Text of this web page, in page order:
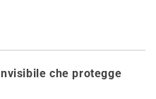
che protegge